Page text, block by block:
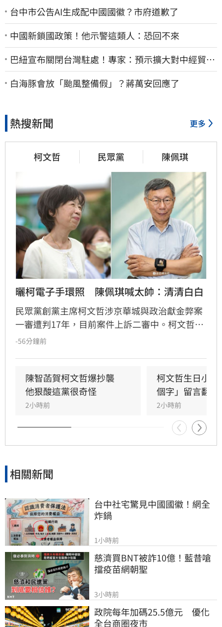
台中市公告AI生成配中國國徽？市府道歉了
中國新鎖國政策！他示警這類人：恐回不來
巴紐宣布關閉台灣駐處！專家：預示擴大對中經貿合
作
白海豚會放「颱風整備假」？蔣萬安回應了
熱搜新聞 更多
柯文哲 民眾黨 陳佩琪
曬柯電子手環照　陳佩琪喊太帥：清清白白
民眾黨創黨主席柯文哲涉京華城與政治獻金弊案
一審遭判17年，目前案件上訴二審中。柯文哲昨
赴派出所更換科技設備，並將電子手環拿來拍形
-56分鐘前
陳智菡賀柯文哲爆抄襲
他狠酸這黨很奇怪
2小時前
柯文哲生日小
個字」留言翻車
2小時前
相關新聞
台中社宅驚見中國國徽！網全
炸鍋
1小時前
慈濟買BNT被詐10億！藍昔嗆
擋疫苗網朝聖
3小時前
政院每年加碼25.5億元　優化
全台商圈夜市